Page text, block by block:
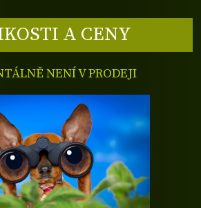
A CENY
NENÍ V PRODEJI